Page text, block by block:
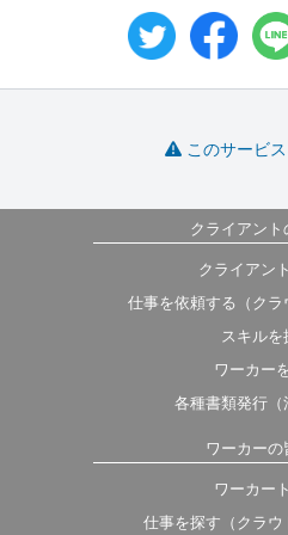
このサービ
クライアント
クライアン
仕事を依頼する（クラ
スキルを
ワーカー
各種書類発行（
ワーカーの
ワーカー
仕事を探す（クラウ